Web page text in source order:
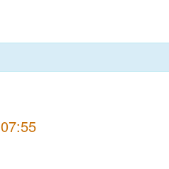
07:55